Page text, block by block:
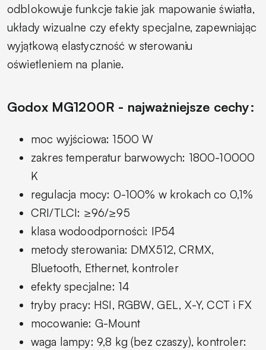
odblokowuje funkcje takie jak mapowanie światła,
układy wizualne czy efekty specjalne, zapewniając
wyjątkową elastyczność w sterowaniu
oświetleniem na planie.
Godox MG1200R - najważniejsze cechy:
moc wyjściowa: 1500 W
zakres temperatur barwowych: 1800-10000
K
regulacja mocy: 0-100% w krokach co 0,1%
CRI/TLCI: ≥96/≥95
klasa wodoodporności: IP54
metody sterowania: DMX512, CRMX,
Bluetooth, Ethernet, kontroler
efekty specjalne: 14
tryby pracy: HSI, RGBW, GEL, X-Y, CCT i FX
mocowanie: G-Mount
waga lampy: 9,8 kg (bez czaszy), kontroler: